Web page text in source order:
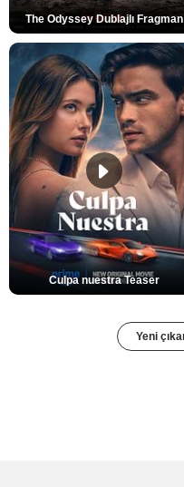
The Odyssey Dublajlı Fragman
Culpa nuestra Teaser
Yeni